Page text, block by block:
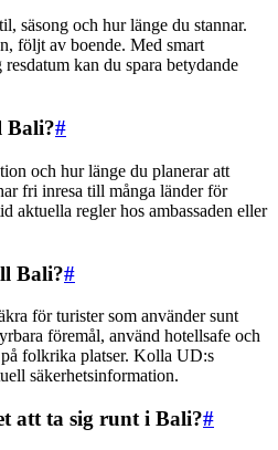
säsong och hur länge du stannar.
följt av boende. Med smart
kan du spara betydande
Bali?#
och hur länge du planerar att
fri inresa till många länder för
aktuella regler hos ambassaden eller
Bali?#
för turister som använder sunt
föremål, använd hotellsafe och
folkrika platser. Kolla UD:s
säkerhetsinformation.
att ta sig runt i Bali?#